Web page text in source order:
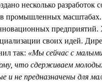
несколько разработок
промышленных масштабах.
предприятий.
своих идей.
так: «Мы сейчас с
что сдерживаем
и не предназначены для